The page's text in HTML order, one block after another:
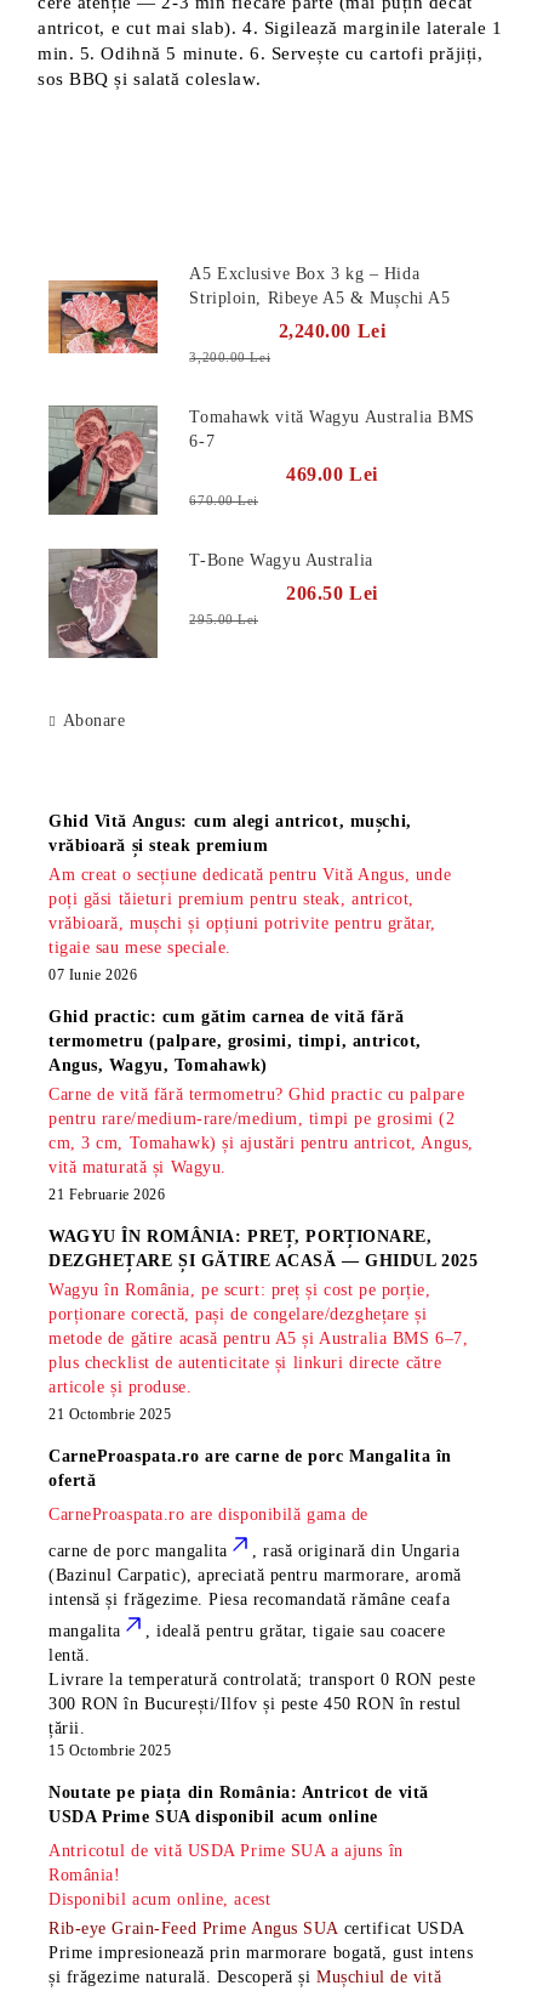
antricot, e cut mai slab). 4. Sigilează marginile laterale 1
min. 5. Odihnă 5 minute. 6. Servește cu cartofi prăjiți,
sos BBQ și salată coleslaw.
A5 Exclusive Box 3 kg – Hida
Striploin, Ribeye A5 & Mușchi A5
2,240.00 Lei
3,200.00 Lei
Tomahawk vită Wagyu Australia BMS
6-7
469.00 Lei
670.00 Lei
T-Bone Wagyu Australia
206.50 Lei
295.00 Lei
Abonare
Ghid Vită Angus: cum alegi antricot, mușchi,
vrăbioară și steak premium
Am creat o secțiune dedicată pentru Vită Angus, unde
poți găsi tăieturi premium pentru steak, antricot,
vrăbioară, mușchi și opțiuni potrivite pentru grătar,
tigaie sau mese speciale.
07 Iunie 2026
Ghid practic: cum gătim carnea de vită fără
termometru (palpare, grosimi, timpi, antricot,
Angus, Wagyu, Tomahawk)
Carne de vită fără termometru? Ghid practic cu palpare
pentru rare/medium-rare/medium, timpi pe grosimi (2
cm, 3 cm, Tomahawk) și ajustări pentru antricot, Angus,
vită maturată și Wagyu.
21 Februarie 2026
WAGYU ÎN ROMÂNIA: PREȚ, PORȚIONARE,
DEZGHEȚARE ȘI GĂTIRE ACASĂ — GHIDUL 2025
Wagyu în România, pe scurt: preț și cost pe porție,
porționare corectă, pași de congelare/dezghețare și
metode de gătire acasă pentru A5 și Australia BMS 6–7,
plus checklist de autenticitate și linkuri directe către
articole și produse.
21 Octombrie 2025
CarneProaspata.ro arecarne de porc Mangalita în
ofertă
CarneProaspata.ro are disponibilă gama de
carne de porc mangalita
, rasă originară din Ungaria
(Bazinul Carpatic), apreciată pentru marmorare, aromă
intensă și frăgezime. Piesa recomandată rămâneceafa
mangalita
, ideală pentru grătar, tigaie sau coacere
lentă.
Livrare la temperatură controlată; transport 0 RON peste
300 RON în București/Ilfov și peste 450 RON în restul
țării.
15 Octombrie 2025
Noutate pe piața din România: Antricot de vită
USDA Prime SUA disponibil acum online
Antricotul de vită USDA Prime SUA a ajuns în
România!
Disponibil acum online, acest
Rib-eye Grain-Feed Prime Angus SUA certificat USDA
Prime impresionează prin marmorare bogată, gust intens
și frăgezime naturală. Descoperă șiMușchiul de vită